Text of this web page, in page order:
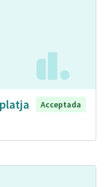
Acceptada